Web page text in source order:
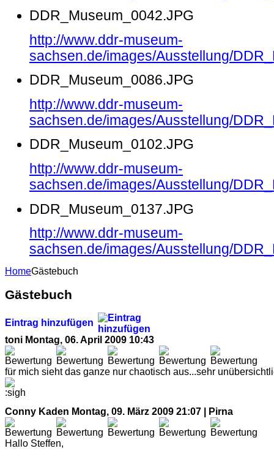
DDR_Museum_0042.JPG
http://www.ddr-museum-
sachsen.de/images/Ausstellung/
DDR_Museum_0086.JPG
http://www.ddr-museum-
sachsen.de/images/Ausstellung/
DDR_Museum_0102.JPG
http://www.ddr-museum-
sachsen.de/images/Ausstellung/
DDR_Museum_0137.JPG
http://www.ddr-museum-
sachsen.de/images/Ausstellung/
HomeGästebuch
Gästebuch
Eintrag hinzufügen
toni Montag, 06. April 2009 10:43
für mich sieht das ganze nur chaotisch aus...sehr
Conny Kaden Montag, 09. März 2009 21:07 | Pirna
Hallo Steffen,